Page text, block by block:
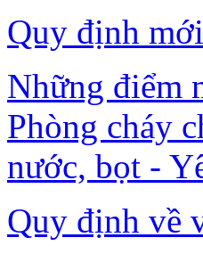
Quy định
Những điểm
Phòng cháy
nước, bọt -
Quy định về